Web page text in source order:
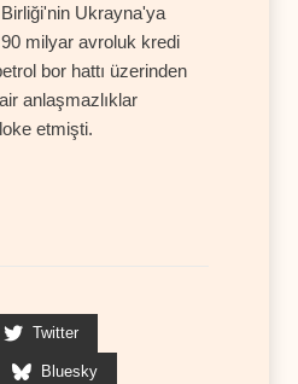
Ukrayna'ya
90 milyar avroluk kredi
bor hattı üzerinden
anlaşmazlıklar
etmişti.
Twitter
Bluesky